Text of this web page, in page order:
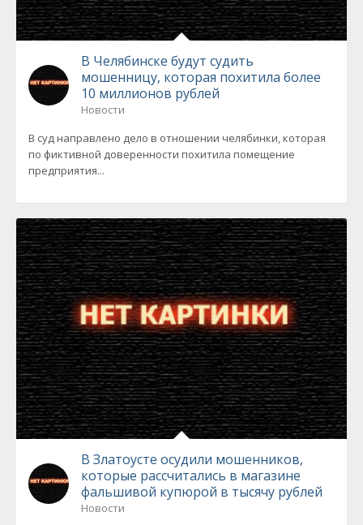
В Челябинске будут судить
мошенницу, которая похитила более
10 миллионов рублей
Новости
В суд направлено дело в отношении челябинки, которая
по фиктивной доверенности похитила помещение
предприятия...
В Златоусте осудили мошенников,
которые рассчитались в магазине
фальшивой купюрой в тысячу рублей
Новости